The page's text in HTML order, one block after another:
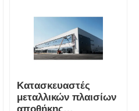
Κατασκευαστές
μεταλλικών πλαισίων